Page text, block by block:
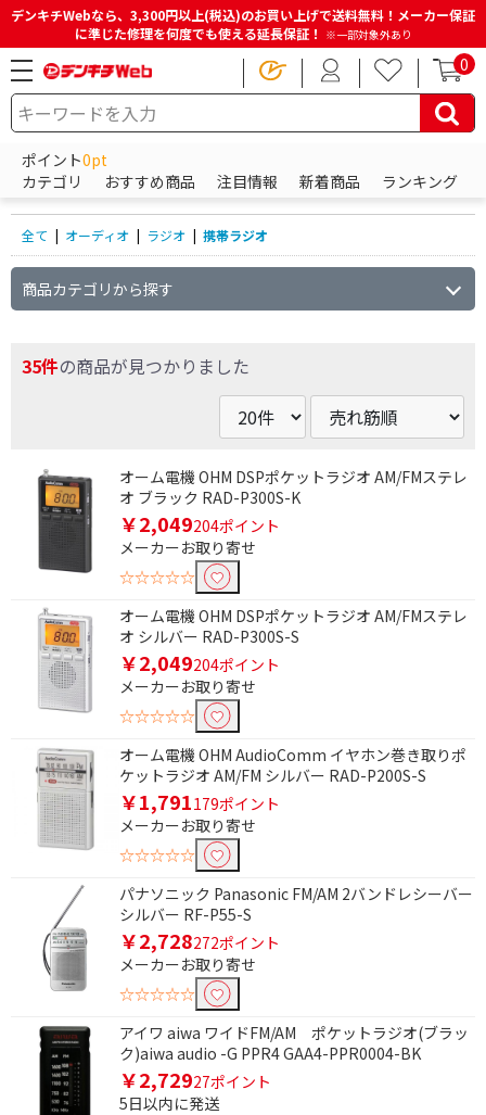
デンキチWebなら、3,300円以上(税込)のお買い上げで送料無料！メーカー保証
に準じた修理を何度でも使える延長保証！ ※一部対象外あり
0
ポイント0pt
カテゴリ
おすすめ商品 注目情報 新着商品 ランキング
HOME 商品一覧ページ オーディオ ラジオ 携帯ラジオ
携帯ラジオの商品一覧
全て | オーディオ | ラジオ | 携帯ラジオ
商品カテゴリから探す
35件の商品が見つかりました
オーム電機 OHM DSPポケットラジオ AM/FMステレ
オ ブラック RAD-P300S-K
￥2,049204ポイント
メーカーお取り寄せ
☆☆☆☆☆
オーム電機 OHM DSPポケットラジオ AM/FMステレ
オ シルバー RAD-P300S-S
￥2,049204ポイント
メーカーお取り寄せ
☆☆☆☆☆
オーム電機 OHM AudioComm イヤホン巻き取りポ
ケットラジオ AM/FM シルバー RAD-P200S-S
￥1,791179ポイント
メーカーお取り寄せ
☆☆☆☆☆
パナソニック Panasonic FM/AM 2バンドレシーバー
シルバー RF-P55-S
￥2,728272ポイント
メーカーお取り寄せ
☆☆☆☆☆
アイワ aiwa ワイドFM/AM ポケットラジオ(ブラッ
ク)aiwa audio -G PPR4 GAA4-PPR0004-BK
￥2,72927ポイント
5日以内に発送